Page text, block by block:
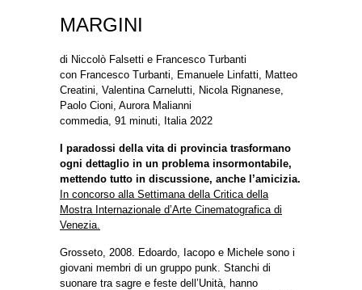
MARGINI
di Niccolò Falsetti e Francesco Turbanti
con Francesco Turbanti, Emanuele Linfatti, Matteo
Creatini, Valentina Carnelutti, Nicola Rignanese,
Paolo Cioni, Aurora Malianni
commedia, 91 minuti, Italia 2022
I paradossi della vita di provincia trasformano
ogni dettaglio in un problema insormontabile,
mettendo tutto in discussione, anche l’amicizia.
In concorso alla Settimana della Critica della
Mostra Internazionale d’Arte Cinematografica di
Venezia.
Grosseto, 2008. Edoardo, Iacopo e Michele sono i
giovani membri di un gruppo punk. Stanchi di
suonare tra sagre e feste dell’Unità, hanno